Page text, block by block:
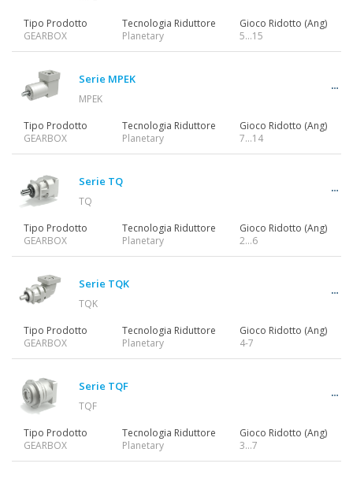
Tipo Prodotto
GEARBOX
Tecnologia Riduttore
Planetary
Gioco Ridotto (Ang)
5...15
Serie MPEK
MPEK
Tipo Prodotto
GEARBOX
Tecnologia Riduttore
Planetary
Gioco Ridotto (Ang)
7...14
Serie TQ
TQ
Tipo Prodotto
GEARBOX
Tecnologia Riduttore
Planetary
Gioco Ridotto (Ang)
2…6
Serie TQK
TQK
Tipo Prodotto
GEARBOX
Tecnologia Riduttore
Planetary
Gioco Ridotto (Ang)
4-7
Serie TQF
TQF
Tipo Prodotto
GEARBOX
Tecnologia Riduttore
Planetary
Gioco Ridotto (Ang)
3…7